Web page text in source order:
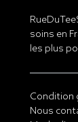
soins en
les plus
Condition
Nous